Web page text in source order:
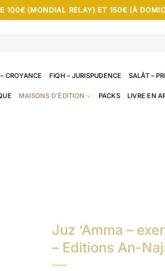
100€ (MONDIAL RELAY) ET 150€ (À
CROYANCE FIQH – JURISPUDENCE SALÂT –
MAISONS D’ÉDITION PACKS LIVRE EN
Juz ‘Amma –
– Editions An-